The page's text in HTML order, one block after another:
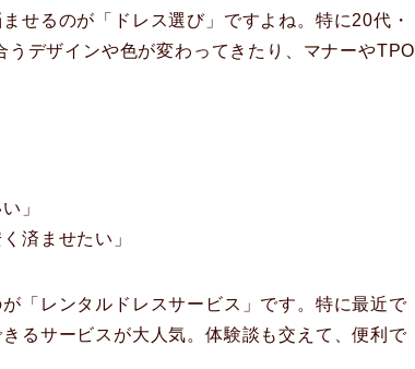
せるのが「ドレス選び」ですよね。特に20代・
デザインや色が変わってきたり、マナーやTPO
」
済ませたい」
「レンタルドレスサービス」です。特に最近で
るサービスが大人気。体験談も交えて、便利で